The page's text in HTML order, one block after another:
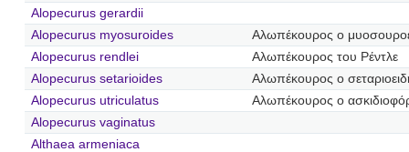
Alopecurus gerardii
Alopecurus myosuroides
Αλωπέκουρος ο
Alopecurus rendlei
Αλωπέκουρος του Ρέντλε
Alopecurus setarioides
Αλωπέκουρος ο
Alopecurus utriculatus
Αλωπέκουρος ο
Alopecurus vaginatus
Althaea armeniaca